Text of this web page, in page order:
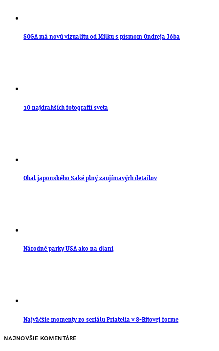
SOGA má novú vizualitu od Milku s písmom Ondreja Jóba
10 najdrahších fotografií sveta
Obal japonského Saké plný zaujímavých detailov
Národné parky USA ako na dlani
Najväčšie momenty zo seriálu Priatelia v 8-Bitovej forme
NAJNOVŠIE KOMENTÁRE